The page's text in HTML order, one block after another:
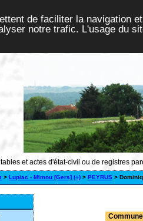
de faciliter la navigation
notre trafic. L'usage du
et actes d'état-civil ou de registres
> Lupiac - Mimou [Gers] (+) > PEYRUS >
Commune